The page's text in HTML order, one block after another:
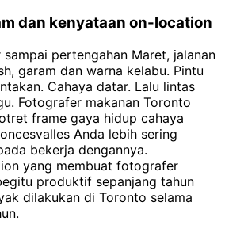
dan kenyataan on-location
pertengahan Maret, jalanan
garam dan warna kelabu. Pintu
Cahaya datar. Lalu lintas
Fotografer makanan Toronto
frame gaya hidup cahaya
Anda lebih sering
bekerja dengannya.
yang membuat fotografer
produktif sepanjang tahun
dilakukan di Toronto selama